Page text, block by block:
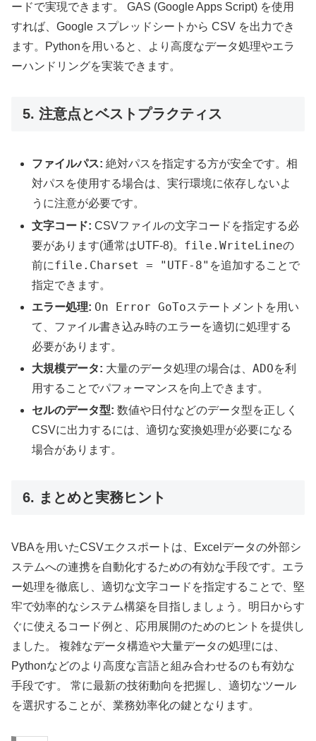
ードで実現できます。 GAS (Google Apps Script) を使用
すれば、Google スプレッドシートから CSV を出力でき
ます。Pythonを用いると、より高度なデータ処理やエラ
ーハンドリングを実装できます。
5. 注意点とベストプラクティス
ファイルパス: 絶対パスを指定する方が安全です。相
対パスを使用する場合は、実行環境に依存しないよ
うに注意が必要です。
文字コード: CSVファイルの文字コードを指定する必
要があります(通常はUTF-8)。 file.WriteLineの
前にfile.Charset = "UTF-8" を追加することで
指定できます。
エラー処理: On Error GoToステートメントを用い
て、ファイル書き込み時のエラーを適切に処理する
必要があります。
大規模データ: 大量のデータ処理の場合は、ADOを利
用することでパフォーマンスを向上できます。
セルのデータ型: 数値や日付などのデータ型を正しく
CSVに出力するには、適切な変換処理が必要になる
場合があります。
6. まとめと実務ヒント
VBAを用いたCSVエクスポートは、Excelデータの外部シ
ステムへの連携を自動化するための有効な手段です。エラ
ー処理を徹底し、適切な文字コードを指定することで、堅
牢で効率的なシステム構築を目指しましょう。明日からす
ぐに使えるコード例と、応用展開のためのヒントを提供し
ました。 複雑なデータ構造や大量データの処理には、
Pythonなどのより高度な言語と組み合わせるのも有効な
手段です。 常に最新の技術動向を把握し、適切なツール
を選択することが、業務効率化の鍵となります。